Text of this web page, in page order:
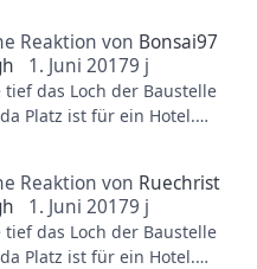
wie bei BTM.
artige Teilen, aber
Taron aber jedenfalls
sehr gut in ein
wie bei BTM.
gibt's 22m an Höhe zu
nicht als sehr viel an,
trotzdem sehr gut sein.
gegenüber. (P1)
Reaktion von Bonsai97
1. Juni 20179 j
das Loch der Baustelle
Platz ist für ein Hotel.
mit Zimmer erst ab 1.
sind dann für
auch in der Tiefe gehen.
Reaktion von Ruechrist
1. Juni 20179 j
das Loch der Baustelle
Platz ist für ein Hotel.